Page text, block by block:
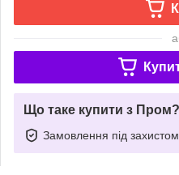
Що таке купити з Пром?
Замовлення під захистом